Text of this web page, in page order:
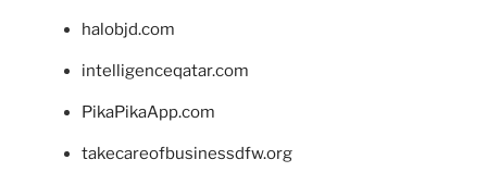
halobjd.com
intelligenceqatar.com
PikaPikaApp.com
takecareofbusinessdfw.org